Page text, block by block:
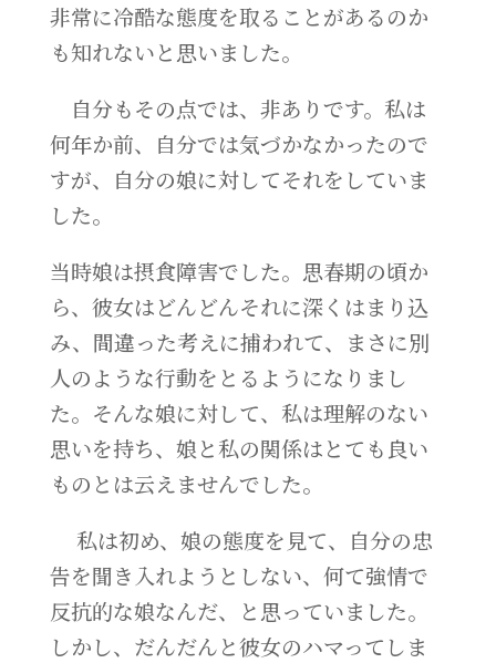
非常に冷酷な態度を取ることがあるのか
も知れないと思いました。
自分もその点では、非ありです。私は
何年か前、自分では気づかなかったので
すが、自分の娘に対してそれをしていま
した。
当時娘は摂食障害でした。思春期の頃か
ら、彼女はどんどんそれに深くはまり込
み、間違った考えに捕われて、まさに別
人のような行動をとるようになりまし
た。そんな娘に対して、私は理解のない
思いを持ち、娘と私の関係はとても良い
ものとは云えませんでした。
私は初め、娘の態度を見て、自分の忠
告を聞き入れようとしない、何て強情で
反抗的な娘なんだ、と思っていました。
しかし、だんだんと彼女のハマってしま